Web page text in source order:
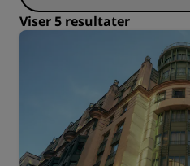
Viser 5 resultater